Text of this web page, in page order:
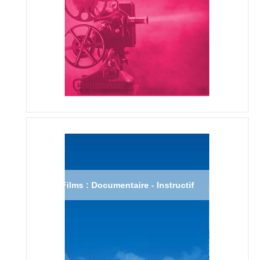
Films : Documentaire - Instructif